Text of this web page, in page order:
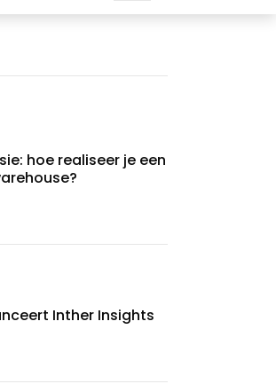
hoe realiseer je een
Inther Insights